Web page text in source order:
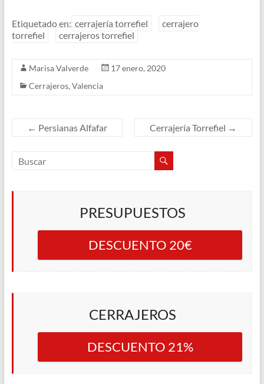
Etiquetado en: cerrajería torrefiel
cerrajero
torrefiel
cerrajeros torrefiel
Marisa Valverde
17 enero, 2020
Cerrajeros,Valencia
← Persianas Alfafar Cerrajería Torrefiel →
PRESUPUESTOS
DESCUENTO 20€
CERRAJEROS
DESCUENTO 21%